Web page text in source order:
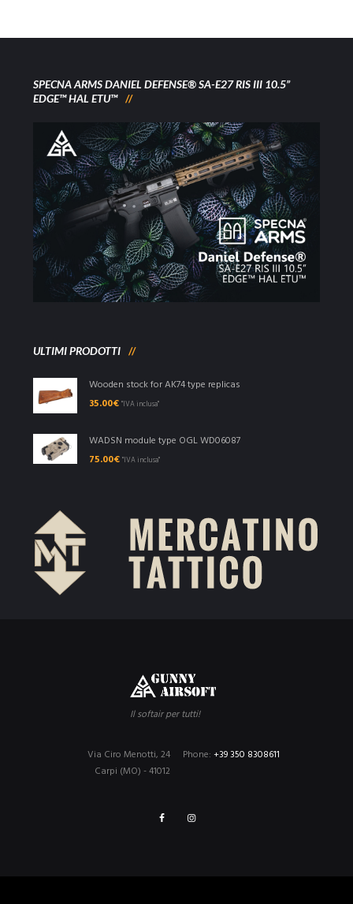
SPECNA ARMS DANIEL DEFENSE® SA-E27 RIS III 10.5”
EDGE™ HAL ETU™
ULTIMI PRODOTTI
Wooden stock for AK74 type replicas
35.00€ "IVA inclusa"
WADSN module type OGL WD06087
75.00€ "IVA inclusa"
Il softair per tutti!
Phone: +39 350 8308611
Via Ciro Menotti, 24
Carpi (MO) - 41012